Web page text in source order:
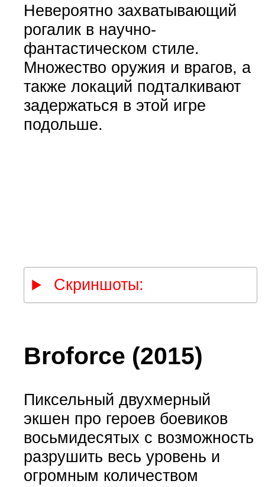
Невероятно захватывающий
рогалик в научно-
фантастическом стиле.
Множество оружия и врагов, а
также локаций подталкивают
задержаться в этой игре
подольше.
Скриншоты:
Broforce (2015)
Пиксельный двухмерный
экшен про героев боевиков
восьмидесятых с возможность
разрушить весь уровень и
огромным количеством